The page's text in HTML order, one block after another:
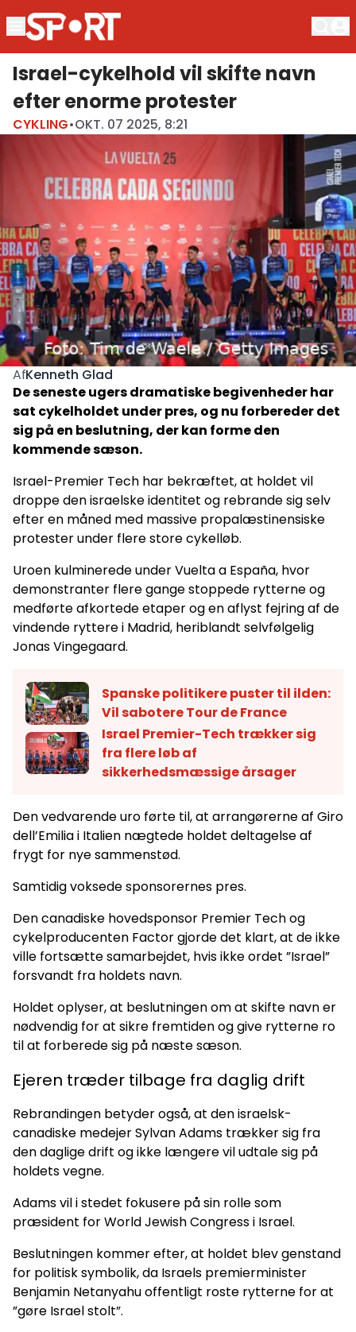
Israel-cykelhold vil skifte navn
efter enorme protester
CYKLING•OKT. 07 2025, 8:21
AfKenneth Glad
De seneste ugers dramatiske begivenheder har
sat cykelholdet under pres, og nu forbereder det
sig på en beslutning, der kan forme den
kommende sæson.
Israel-Premier Tech har bekræftet, at holdet vil
droppe den israelske identitet og rebrande sig selv
efter en måned med massive propalæstinensiske
protester under flere store cykelløb.
Uroen kulminerede under Vuelta a España, hvor
demonstranter flere gange stoppede rytterne og
medførte afkortede etaper og en aflyst fejring af de
vindende ryttere i Madrid, heriblandt selvfølgelig
Jonas Vingegaard.
Spanske politikere puster til ilden:
Vil sabotere Tour de France
Israel Premier-Tech trækker sig
fra flere løb af
sikkerhedsmæssige årsager
Den vedvarende uro førte til, at arrangørerne af Giro
dell’Emilia i Italien nægtede holdet deltagelse af
frygt for nye sammenstød.
Samtidig voksede sponsorernes pres.
Den canadiske hovedsponsor Premier Tech og
cykelproducenten Factor gjorde det klart, at de ikke
ville fortsætte samarbejdet, hvis ikke ordet ”Israel”
forsvandt fra holdets navn.
Holdet oplyser, at beslutningen om at skifte navn er
nødvendig for at sikre fremtiden og give rytterne ro
til at forberede sig på næste sæson.
Ejeren træder tilbage fra daglig drift
Rebrandingen betyder også, at den israelsk-
canadiske medejer Sylvan Adams trækker sig fra
den daglige drift og ikke længere vil udtale sig på
holdets vegne.
Adams vil i stedet fokusere på sin rolle som
præsident for World Jewish Congress i Israel.
Beslutningen kommer efter, at holdet blev genstand
for politisk symbolik, da Israels premierminister
Benjamin Netanyahu offentligt roste rytterne for at
”gøre Israel stolt”.